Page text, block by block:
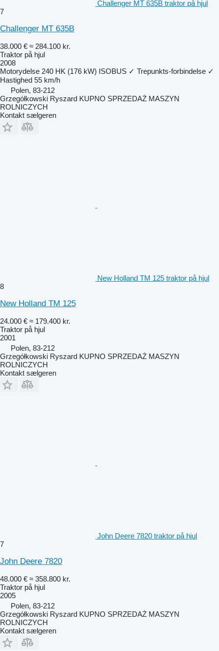
Challenger MT 635B traktor på hjul
7
Challenger MT 635B
38.000 € ≈ 284.100 kr.
Traktor på hjul
2008
Motorydelse 240 HK (176 kW) ISOBUS ✓ Trepunkts-forbindelse ✓
Hastighed 55 km/h
Polen, 83-212
Grzegółkowski Ryszard KUPNO SPRZEDAŻ MASZYN
ROLNICZYCH
Kontakt sælgeren
New Holland TM 125 traktor på hjul
8
New Holland TM 125
24.000 € ≈ 179.400 kr.
Traktor på hjul
2001
Polen, 83-212
Grzegółkowski Ryszard KUPNO SPRZEDAŻ MASZYN
ROLNICZYCH
Kontakt sælgeren
John Deere 7820 traktor på hjul
7
John Deere 7820
48.000 € ≈ 358.800 kr.
Traktor på hjul
2005
Polen, 83-212
Grzegółkowski Ryszard KUPNO SPRZEDAŻ MASZYN
ROLNICZYCH
Kontakt sælgeren